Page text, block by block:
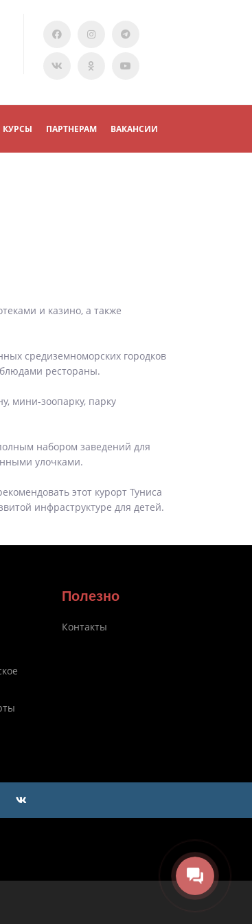
КУРСЫ ПАРТНЕРАМ ВАКАНСИИ
и казино, а также
средиземноморских городков
рестораны.
мини-зоопарку, парку
набором заведений для
улочками.
этот курорт Туниса
инфраструктуре для детей.
Полезно
Контакты